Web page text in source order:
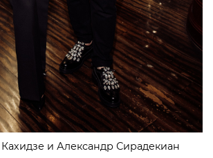
и Александр Сирадекиан